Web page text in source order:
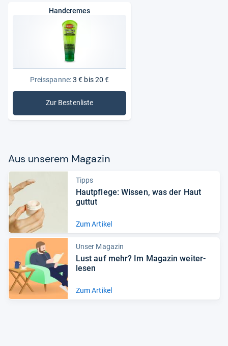
Handcremes
Preisspanne:3 € bis 20 €
Zur Bestenliste
: Handcremes
Aus unse­rem Maga­zin
Tipps
Haut­pflege: Wis­sen, was der Haut
gut­tut
Zum Artikel
Unser Magazin
Lust auf mehr? Im Maga­zin wei­ter­
le­sen
Zum Artikel